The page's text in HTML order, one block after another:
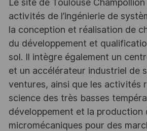
Le site de Toulouse
activités de l’ingénierie de
la conception et réalisation de
du développement et
sol. Il intègre également un
et un accélérateur industriel de
ventures, ainsi que les activités
science des très basses
développement et la production
micromécaniques pour des